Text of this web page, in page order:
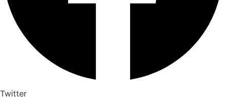
Twitter